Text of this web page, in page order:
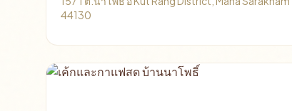
44130